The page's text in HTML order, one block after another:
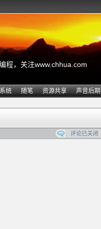
程，关注www.chhua.com
统 随笔 资源共享 声音后期
评论已关闭